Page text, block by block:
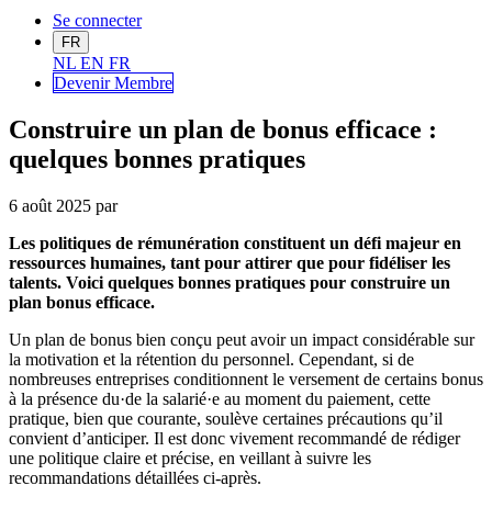
Se connecter
FR
NL EN FR
Devenir Membre
Construire un plan de bonus efficace :
quelques bonnes pratiques
6 août 2025 par
Les politiques de rémunération constituent un défi majeur en
ressources humaines, tant pour attirer que pour fidéliser les
talents. Voici quelques bonnes pratiques pour construire un
plan bonus efficace.
Un plan de bonus bien conçu peut avoir un impact considérable sur
la motivation et la rétention du personnel. Cependant, si de
nombreuses entreprises conditionnent le versement de certains bonus
à la présence du·de la salarié·e au moment du paiement, cette
pratique, bien que courante, soulève certaines précautions qu’il
convient d’anticiper. Il est donc vivement recommandé de rédiger
une politique claire et précise, en veillant à suivre les
recommandations détaillées ci-après.